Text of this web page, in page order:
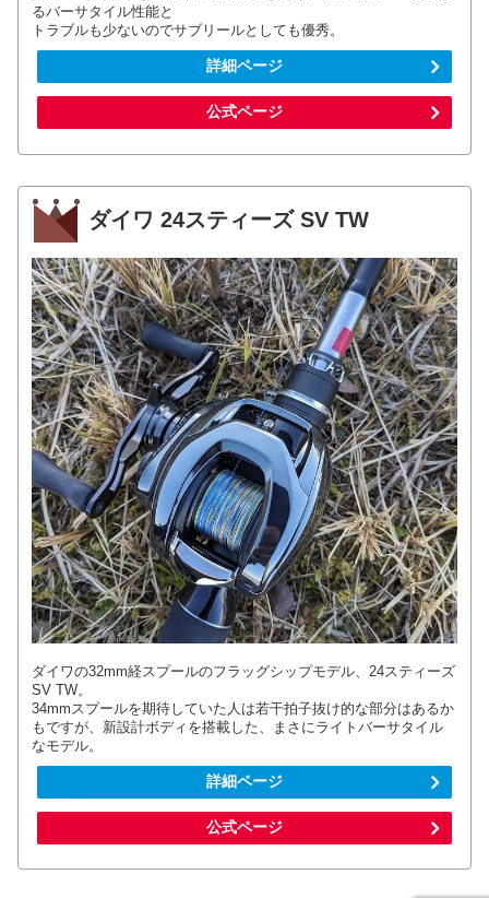
るバーサタイル性能と
トラブルも少ないのでサブリールとしても優秀。
詳細ページ
公式ページ
ダイワ 24スティーズ SV TW
ダイワの32mm経スプールのフラッグシップモデル、24スティーズ
SV TW。
34mmスプールを期待していた人は若干拍子抜け的な部分はあるか
もですが、新設計ボディを搭載した、まさにライトバーサタイル
なモデル。
詳細ページ
公式ページ